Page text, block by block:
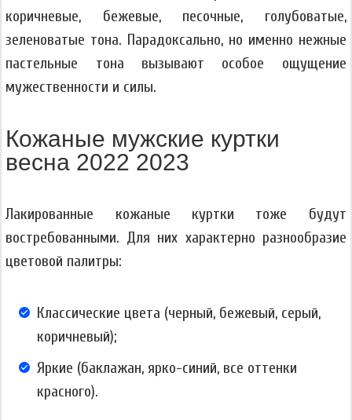
коричневые, бежевые, песочные, голубоватые,
зеленоватые тона. Парадоксально, но именно нежные
пастельные тона вызывают особое ощущение
мужественности и силы.
Кожаные мужские куртки
весна 2022 2023
Лакированные кожаные куртки тоже будут
востребованными. Для них характерно разнообразие
цветовой палитры:
Классические цвета (черный, бежевый, серый,
коричневый);
Яркие (баклажан, ярко-синий, все оттенки
красного).